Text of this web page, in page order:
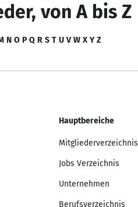
von A bis Z
N O P Q R S T U V W X Y Z
Hauptbereiche
Mitgliederverzeichnis
Jobs Verzeichnis
Unternehmen
Berufsverzeichnis